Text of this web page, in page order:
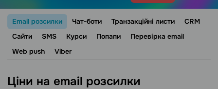
Email розсилки Чат-боти Транзакційні листи
CRM
Сайти
SMS Курси Попапи
Перевірка email
Web push
Viber
Ціни на email розсилки